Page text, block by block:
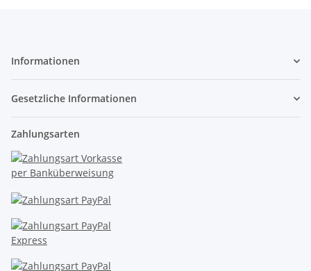
Informationen
Gesetzliche Informationen
Zahlungsarten